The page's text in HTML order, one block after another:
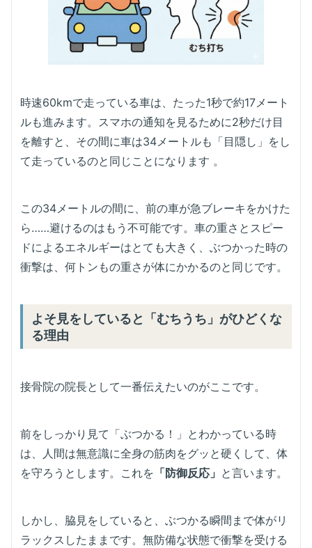
時速60kmで走っている車は、たった1秒で約17メート
ルも進みます。スマホの通知を見るために2秒だけ目
を離すと、その間に車は34メートルも「目隠し」をし
て走っているのと同じことになります 。
この34メートルの間に、前の車が急ブレーキをかけた
ら……避けるのはもう不可能です。車の重さとスピー
ドによるエネルギーはとても大きく、ぶつかった時の
衝撃は、何トンもの重さが体にかかるのと同じです。
よそ見をしていると「むちうち」がひどくな
る理由
接骨院の院長として一番伝えたいのがここです。
前をしっかり見て「ぶつかる！」とわかっている時
は、人間は無意識に全身の筋肉をグッと硬くして、体
を守ろうとします。これを 「防御反応」 と言います。
しかし、脇見をしていると、ぶつかる瞬間まで体がリ
ラックスしたままです。無防備な状態で衝撃を受ける